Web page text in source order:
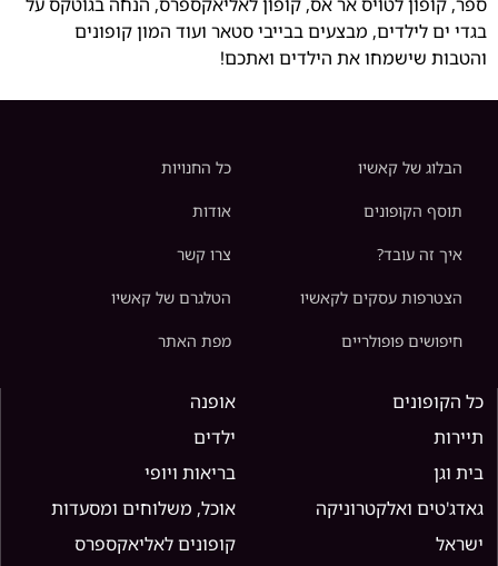
בגדי ים לילדים, מבצעים בבייבי סטאר ועוד המון קופונים
והטבות שישמחו את הילדים ואתכם!
הבלוג של קאשיו כל החנויות
תוסף הקופונים אודות
איך זה עובד? צרו קשר
הצטרפות עסקים לקאשיו הטלגרם של קאשיו
חיפושים פופולריים מפת האתר
כל הקופונים
אופנה
תיירות
ילדים
בית וגן
בריאות ויופי
גאדג'טים ואלקטרוניקה
אוכל, משלוחים ומסעדות
ישראל
קופונים לאליאקספרס